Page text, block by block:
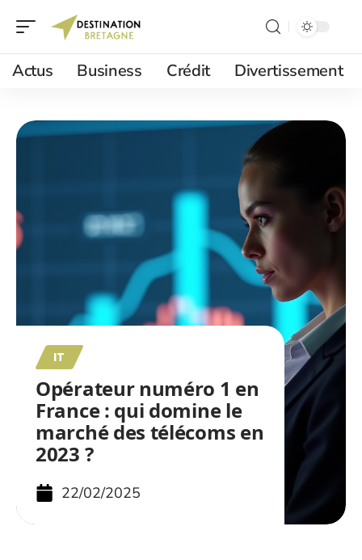
Actus Business Crédit Divertissement
IT
Opérateur numéro 1 en
France : qui domine le
marché des télécoms en
2023 ?
22/02/2025